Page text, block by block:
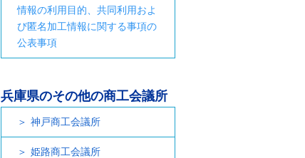
情報の利用目的、共同利用およ
び匿名加工情報に関する事項の
公表事項
兵庫県のその他の商工会議所
神戸商工会議所
姫路商工会議所